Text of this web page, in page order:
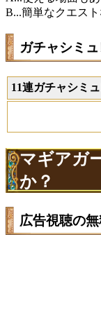
B...簡単なクエス
ガチャシミ
11連ガチャシミ
マギアガ
か？
広告視聴の